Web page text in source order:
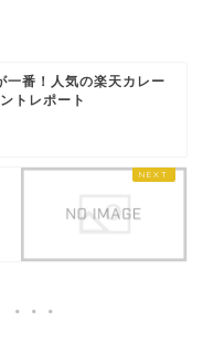
一番！人気の楽天カレー
トレポート